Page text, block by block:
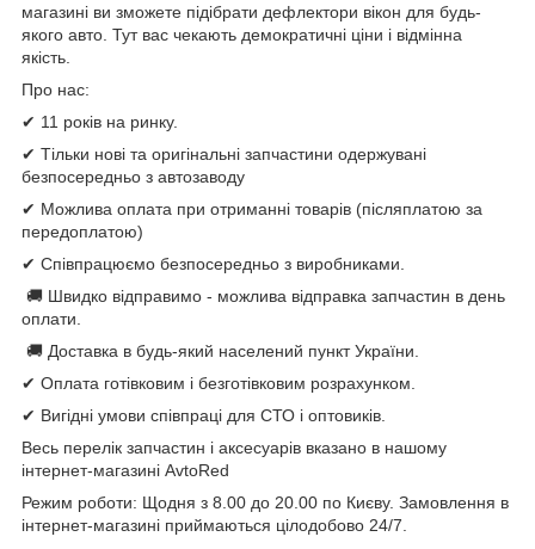
магазині ви зможете підібрати дефлектори вікон для будь-
якого авто. Тут вас чекають демократичні ціни і відмінна
якість.
Про нас:
✔ 11 років на ринку.
✔ Тільки нові та оригінальні запчастини одержувані
безпосередньо з автозаводу
✔ Можлива оплата при отриманні товарів (післяплатою за
передоплатою)
✔ Співпрацюємо безпосередньо з виробниками.
🚚 Швидко відправимо - можлива відправка запчастин в день
оплати.
🚚 Доставка в будь-який населений пункт України.
✔ Оплата готівковим і безготівковим розрахунком.
✔ Вигідні умови співпраці для СТО і оптовиків.
Весь перелік запчастин і аксесуарів вказано в нашому
інтернет-магазині AvtoRed
Режим роботи: Щодня з 8.00 до 20.00 по Києву. Замовлення в
інтернет-магазині приймаються цілодобово 24/7.